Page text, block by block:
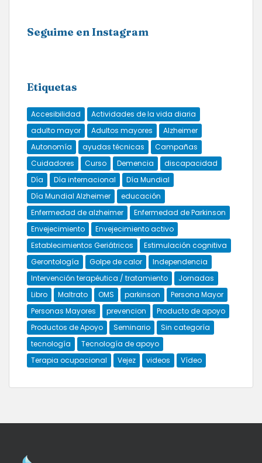
Seguime en Instagram
Etiquetas
Accesibilidad
Actividades de la vida diaria
adulto mayor
Adultos mayores
Alzheimer
Autonomía
ayudas técnicas
Campañas
Cuidadores
Curso Demencia
discapacidad
Día
Día internacional
Día Mundial
Día Mundial Alzheimer
educación
Enfermedad de alzheimer
Enfermedad de Parkinson
Envejecimiento
Envejecimiento activo
Establecimientos Geriátricos
Estimulación cognitiva
Gerontología
Golpe de calor
Independencia
Intervención terapéutica / tratamiento
Jornadas
Libro
Maltrato OMS parkinson
Persona Mayor
Personas Mayores
prevencion
Producto de apoyo
Productos de Apoyo
Seminario
Sin categoría
tecnología
Tecnología de apoyo
Terapia ocupacional
Vejez videos Vídeo